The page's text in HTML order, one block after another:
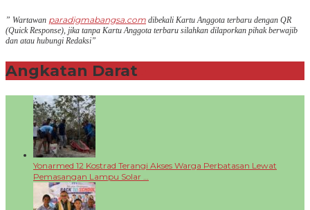
” Wartawan paradigmabangsa.com dibekali Kartu Anggota terbaru dengan QR
(Quick Response), jika tanpa Kartu Anggota terbaru silahkan dilaporkan pihak berwajib
dan atau hubungi Redaksi”
Angkatan Darat
Yonarmed 12 Kostrad Terangi Akses Warga Perbatasan Lewat
Pemasangan Lampu Solar …